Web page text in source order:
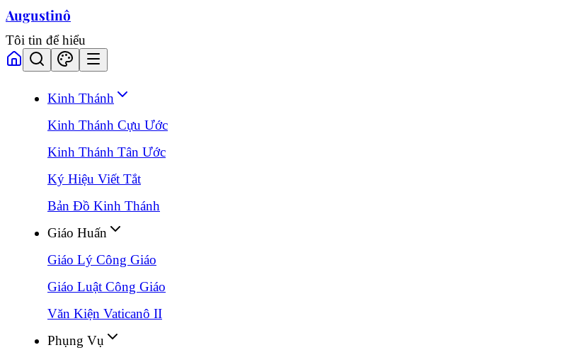
Augustinô
Tôi tin để hiểu
Kinh Thánh
Kinh Thánh Cựu Ước
Kinh Thánh Tân Ước
Ký Hiệu Viết Tắt
Bản Đồ Kinh Thánh
Giáo Huấn
Giáo Lý Công Giáo
Giáo Luật Công Giáo
Văn Kiện Vaticanô II
Phụng Vụ